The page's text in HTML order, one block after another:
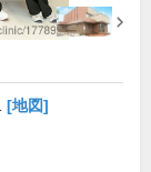
[地図]